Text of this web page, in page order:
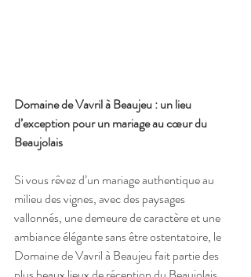
Domaine de Vavril à Beaujeu : un lieu
d’exception pour un mariage au cœur du
Beaujolais
Si vous rêvez d’un mariage authentique au
milieu des vignes, avec des paysages
vallonnés, une demeure de caractère et une
ambiance élégante sans être ostentatoire, le
Domaine de Vavril à Beaujeu fait partie des